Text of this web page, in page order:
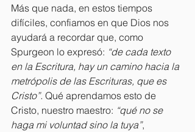
Más que nada, en estos tiempos
difíciles, confiamos en que Dios nos
ayudará a recordar que, como
Spurgeon lo expresó: “de cada texto
en la Escritura, hay un camino hacia la
metrópolis de las Escrituras, que es
Cristo”. Qué aprendamos esto de
Cristo, nuestro maestro: “qué no se
haga mi voluntad sino la tuya”,